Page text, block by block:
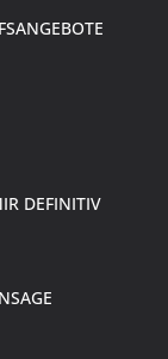
DEFINITIV